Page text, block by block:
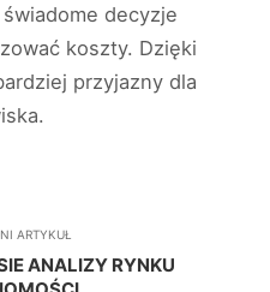
decyzje
koszty. Dzięki
przyjazny dla
ARTYKUŁ
ANALIZY RYNKU